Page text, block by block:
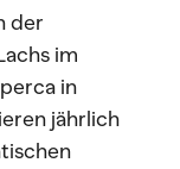
der
im
in
jährlich